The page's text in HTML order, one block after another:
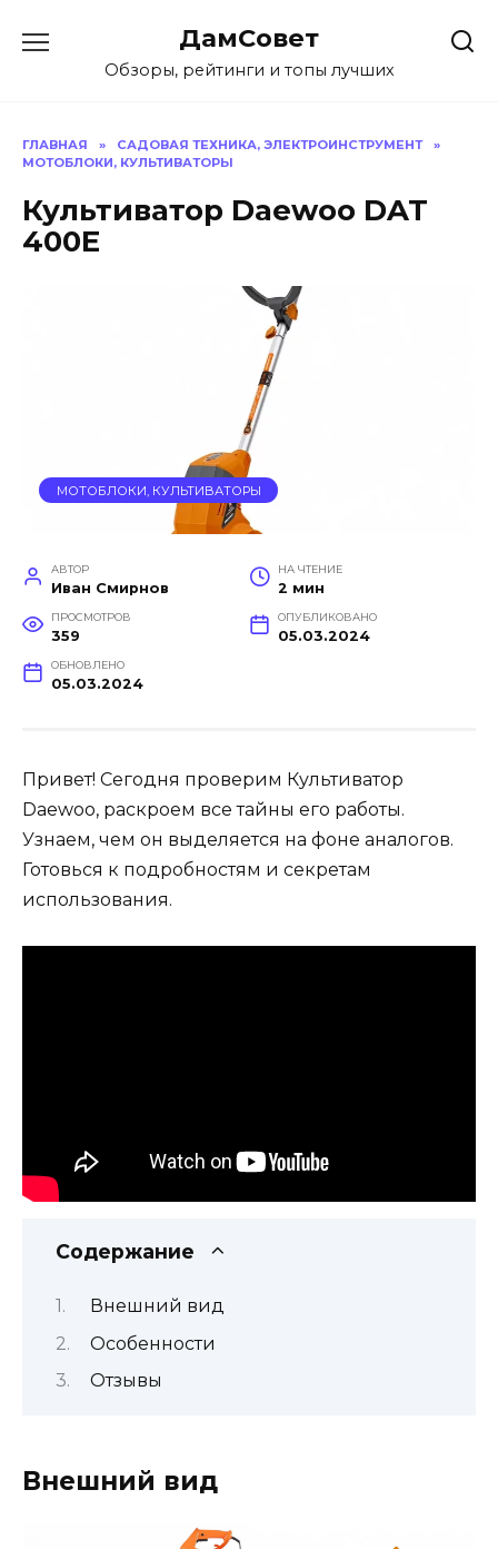
содержанию
ДамСовет
Обзоры, рейтинги и топы лучших
ГЛАВНАЯ » САДОВАЯ ТЕХНИКА, ЭЛЕКТРОИНСТРУМЕНТ
»
МОТОБЛОКИ, КУЛЬТИВАТОРЫ
Культиватор Daewoo DAT
400E
МОТОБЛОКИ, КУЛЬТИВАТОРЫ
АВТОР
Иван Смирнов
НА ЧТЕНИЕ
2 мин
ПРОСМОТРОВ
359
ОПУБЛИКОВАНО
05.03.2024
ОБНОВЛЕНО
05.03.2024
Привет! Сегодня проверим Культиватор
Daewoo, раскроем все тайны его работы.
Узнаем, чем он выделяется на фоне аналогов.
Готовься к подробностям и секретам
использования.
Содержание
Внешний вид
Особенности
Отзывы
Внешний вид